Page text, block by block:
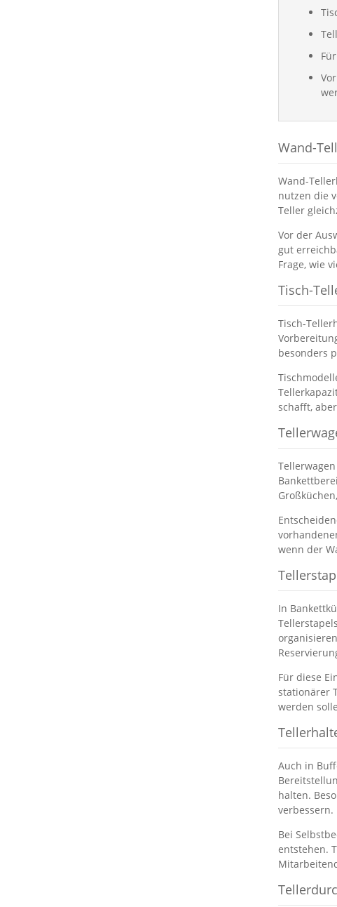
Wand-
Wand-
nutzen die
Teller
Vor der
gut
Frage, wie
Tisch-
Tisch-
besonders
schafft,
wenn der
In
Für diese
stationärer
werden
Auch in
halten.
verbessern.
Bei
entstehen.